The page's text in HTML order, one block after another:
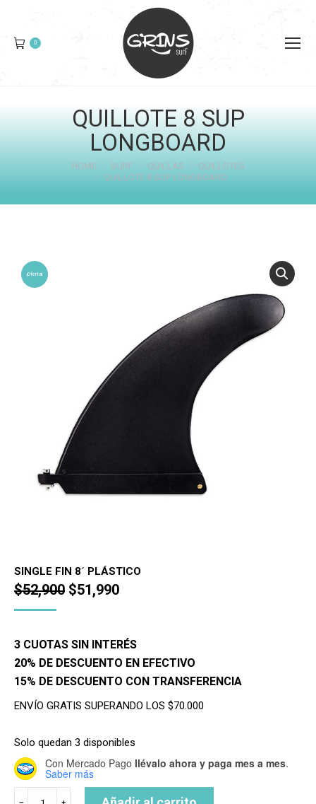
0
QUILLOTE 8 SUP
LONGBOARD
You are here:HOME SURF QUILLAS
QUILLOTES
QUILLOTE 8 SUP LONGBOARD
¡Oferta!
SINGLE FIN 8´ PLÁSTICO
$52,900 El
era:
$52,900.
$51,990El
es:
$51,990.
3 CUOTAS SIN INTERÉS
20% DE DESCUENTO EN EFECTIVO
15% DE DESCUENTO CON TRANSFERENCIA
ENVÍO GRATIS SUPERANDO LOS $70.000
Solo quedan 3 disponibles
Con Mercado Pago llévalo ahora y paga mes a mes.
Saber más